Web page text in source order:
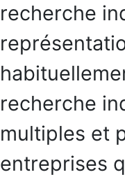
recherche
recherche
multiples et
entreprises